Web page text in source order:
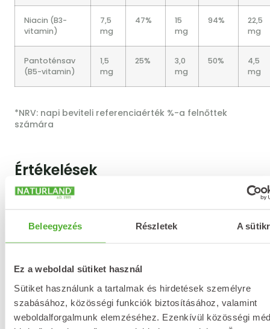
Beleegyezés Részletek A
Ez a weboldal sütiket használ
Sütiket használunk a tartalmak és hirdetések személyre
szabásához, közösségi funkciók biztosításához, valamint
weboldalforgalmunk elemzéséhez. Ezenkívül közösségi
Niacin (B3-
vitamin)
7,5
mg
47%
15
mg
94%
22,5
mg
Pantoténsav
(B5-vitamin)
1,5
mg
25%
3,0
mg
50%
4,5
mg
*NRV: napi beviteli referenciaérték %-a felnőttek
számára
Értékelések
Értékeld a terméket!
értékelni, amelyből már
vásároltál a webshopon.